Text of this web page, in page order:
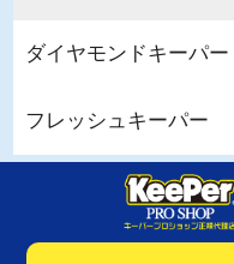
ダイヤモンドキーパー
フレッシュキーパー